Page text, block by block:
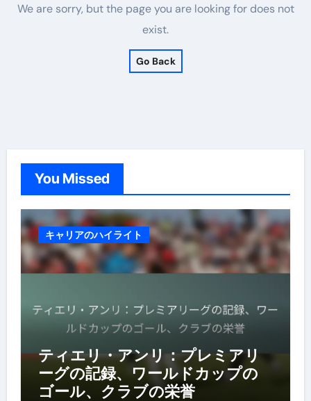
We are sorry, but the page you are looking for does not
exist.
Go Back
You Missed
キャリアのハイライト
ティエリ・アンリ：プレミアリ
ーグの記録、ワールドカップの
ゴール、クラブの栄誉